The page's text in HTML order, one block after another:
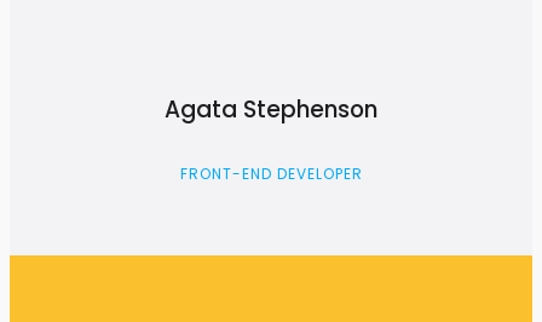
Agata Stephenson
FRONT-END DEVELOPER